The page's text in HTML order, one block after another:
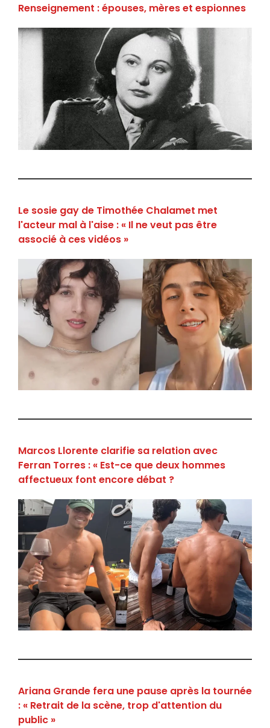
Renseignement : épouses, mères et espionnes
Le sosie gay de Timothée Chalamet met
l'acteur mal à l'aise : « Il ne veut pas être
associé à ces vidéos »
Marcos Llorente clarifie sa relation avec
Ferran Torres : « Est-ce que deux hommes
affectueux font encore débat ?
Ariana Grande fera une pause après la tournée
: « Retrait de la scène, trop d'attention du
public »